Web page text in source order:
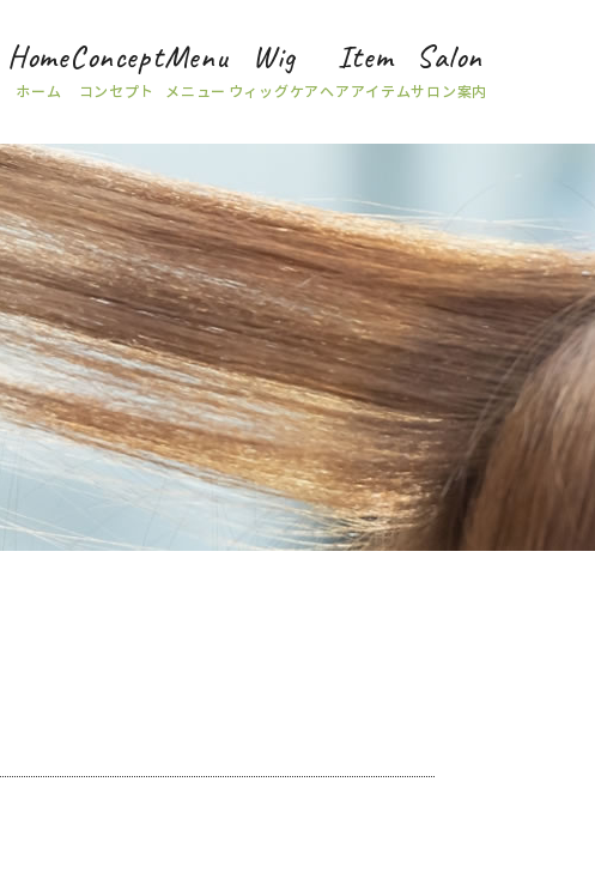
Home
ホーム
Concept
コンセプト
Menu
メニュー
Wig
ウィッグケア
Item
ヘアアイテム
Salon
サロン案内